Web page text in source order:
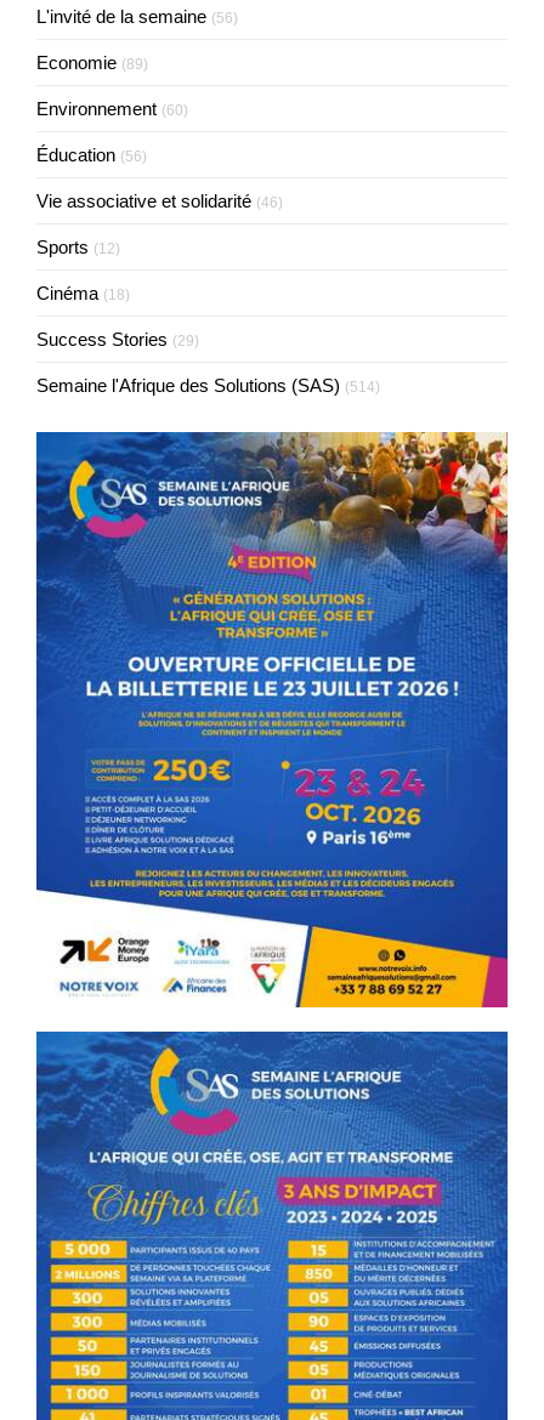
L'invité de la semaine (56)
Economie (89)
Environnement (60)
Éducation (56)
Vie associative et solidarité (46)
Sports (12)
Cinéma (18)
Success Stories (29)
Semaine l'Afrique des Solutions (SAS) (514)